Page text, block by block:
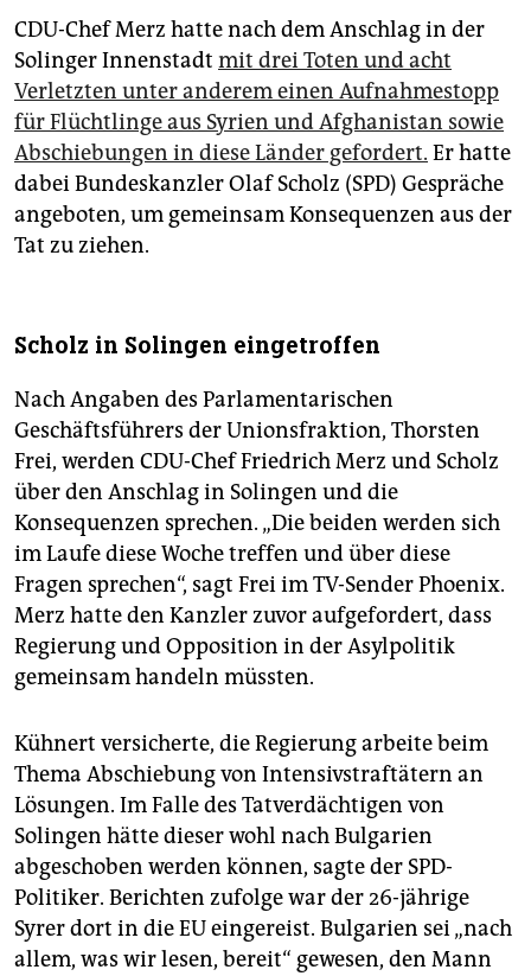
CDU-Chef Merz hatte nach dem Anschlag in der
Solinger Innenstadt mit drei Toten und acht
Verletzten unter anderem einen Aufnahmestopp
für Flüchtlinge aus Syrien und Afghanistan sowie
Abschiebungen in diese Länder gefordert. Er hatte
dabei Bundeskanzler Olaf Scholz (SPD) Gespräche
angeboten, um gemeinsam Konsequenzen aus der
Tat zu ziehen.
Scholz in Solingen eingetroffen
Nach Angaben des Parlamentarischen
Geschäftsführers der Unionsfraktion, Thorsten
Frei, werden CDU-Chef Friedrich Merz und Scholz
über den Anschlag in Solingen und die
Konsequenzen sprechen. „Die beiden werden sich
im Laufe diese Woche treffen und über diese
Fragen sprechen“, sagt Frei im TV-Sender Phoenix.
Merz hatte den Kanzler zuvor aufgefordert, dass
Regierung und Opposition in der Asylpolitik
gemeinsam handeln müssten.
Kühnert versicherte, die Regierung arbeite beim
Thema Abschiebung von Intensivstraftätern an
Lösungen. Im Falle des Tatverdächtigen von
Solingen hätte dieser wohl nach Bulgarien
abgeschoben werden können, sagte der SPD-
Politiker. Berichten zufolge war der 26-jährige
Syrer dort in die EU eingereist. Bulgarien sei „nach
allem, was wir lesen, bereit“ gewesen, den Mann